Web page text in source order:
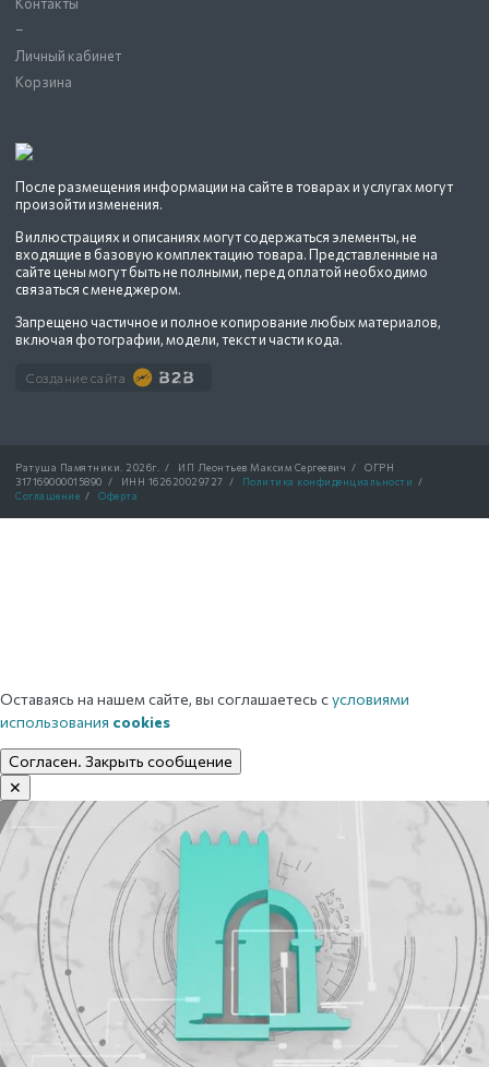
После размещения информации на сайте в товарах и услугах могут
произойти изменения.
В иллюстрациях и описаниях могут содержаться элементы, не
входящие в базовую комплектацию товара. Представленные на
сайте цены могут быть не полными, перед оплатой необходимо
связаться с менеджером.
Запрещено частичное и полное копирование любых материалов,
включая фотографии, модели, текст и части кода.
Создание сайта
Контакты
–
Личный кабинет
Корзина
Ратуша Памятники. 2026г. / ИП Леонтьев Максим Сергеевич /
ОГРН
317169000015890 / ИНН 162620029727 / Политика конфиденциальности /
Соглашение / Оферта
Оставаясь на нашем сайте, вы соглашаетесь сусловиями
использования cookies
Согласен. Закрыть сообщение
✕